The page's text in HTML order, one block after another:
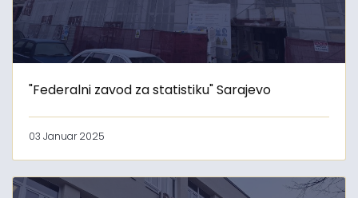
"Federalni zavod za statistiku" Sarajevo
03 Januar 2025